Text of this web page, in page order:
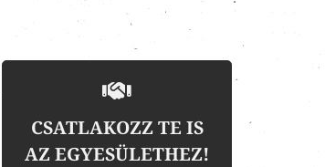
CSATLAKOZZ TE IS
AZ EGYESÜLETHEZ!